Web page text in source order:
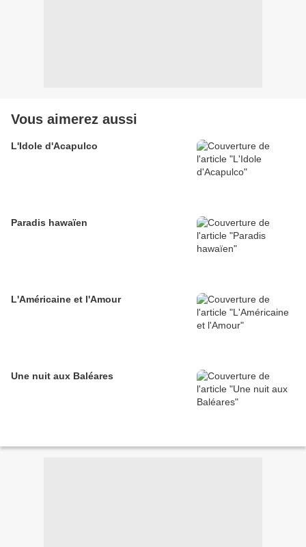
Vous aimerez aussi
L'Idole d'Acapulco
Paradis hawaïen
L'Américaine et l'Amour
Une nuit aux Baléares